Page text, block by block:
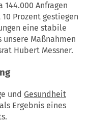
144.000 Anfragen
Prozent gestiegen
eine stabile
unsere Maßnahmen
Hubert Messner.
und Gesundheit
Ergebnis eines